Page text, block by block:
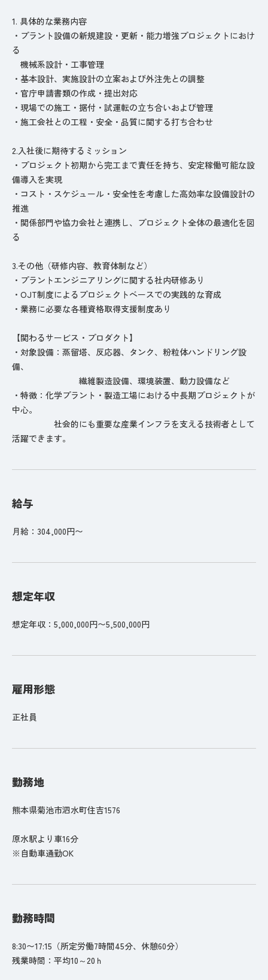
1. 具体的な業務内容
・プラント設備の新規建設・更新・能力増強プロジェクトにおけ
る
機械系設計・工事管理
・基本設計、実施設計の立案および外注先との調整
・官庁申請書類の作成・提出対応
・現場での施工・据付・試運転の立ち合いおよび管理
・施工会社との工程・安全・品質に関する打ち合わせ
2.入社後に期待するミッション
・プロジェクト初期から完工まで責任を持ち、安定稼働可能な設
備導入を実現
・コスト・スケジュール・安全性を考慮した高効率な設備設計の
推進
・関係部門や協力会社と連携し、プロジェクト全体の最適化を図
る
3.その他（研修内容、教育体制など）
・プラントエンジニアリングに関する社内研修あり
・OJT制度によるプロジェクトベースでの実践的な育成
・業務に必要な各種資格取得支援制度あり
【関わるサービス・プロダクト】
・対象設備：蒸留塔、反応器、タンク、粉粒体ハンドリング設
備、
繊維製造設備、環境装置、動力設備など
・特徴：化学プラント・製造工場における中長期プロジェクトが
中心。
社会的にも重要な産業インフラを支える技術者として
活躍できます。
給与
月給：304,000円〜
想定年収
想定年収：5,000,000円〜5,500,000円
雇用形態
正社員
勤務地
熊本県菊池市泗水町住吉1576
原水駅より車16分
※自動車通勤OK
勤務時間
8:30〜17:15（所定労働7時間45分、休憩60分）
残業時間：平均10～20ｈ